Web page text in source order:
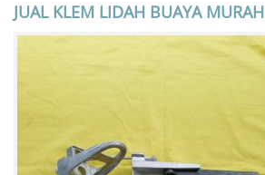
JUAL KLEM LIDAH BUAYA MURAH